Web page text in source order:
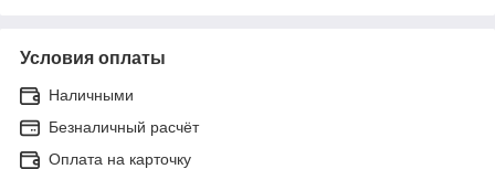
Условия оплаты
Наличными
Безналичный расчёт
Оплата на карточку